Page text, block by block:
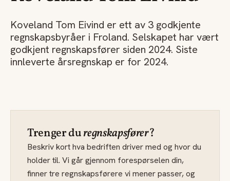
Koveland Tom Eivind er ett av 3 godkjente
regnskapsbyråer i Froland. Selskapet har vært
godkjent regnskapsfører siden 2024. Siste
innleverte årsregnskap er for 2024.
Trenger duregnskapsfører?
Beskriv kort hva bedriften driver med og hvor du
holder til. Vi går gjennom forespørselen din,
finner tre regnskapsførere vi mener passer, og